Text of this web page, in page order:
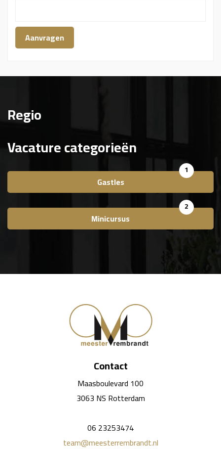
Regio
Vacature categorieën
Gastles
1
Minicursus
2
Contact
Maasboulevard 100
3063 NS Rotterdam
06 23253474
team@meesterrembrandt.nl